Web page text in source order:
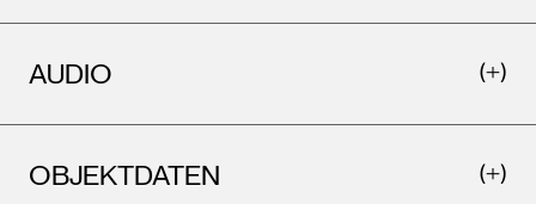
AUDIO
OBJEKTDATEN